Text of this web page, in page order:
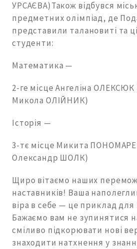
УРСАЄВА)Також відбувся
предметних олімпіад, де
представили талановиті та
студенти:
Математика —
2-ге місце Ангеліна ОЛЕКСЮК
Микола ОЛІЙНИК)
Історія —
3-тє місце Микита
Олександр ШОЛК)
Щиро вітаємо наших
наставників! Ваша
віра в себе — це приклад для
Бажаємо вам не зупинятися
сміливо підкорювати нові
знаходити натхнення у